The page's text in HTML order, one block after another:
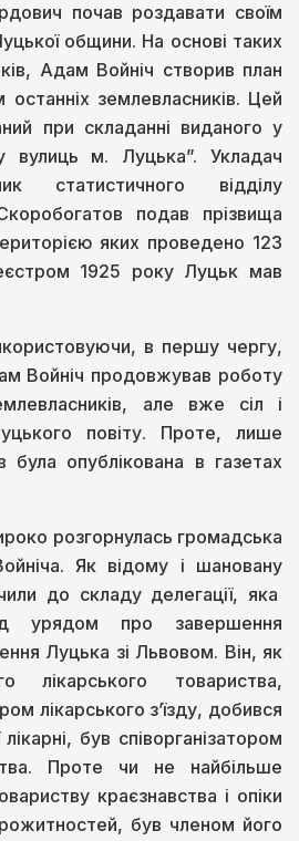
почав роздавати своїм
общини. На основі таких
Адам Войніч створив план
останніх землевласників. Цей
при складанні виданого у
вулиць м. Луцька”. Укладач
статистичного відділу
подав прізвища
яких проведено 123
1925 року Луцьк мав
в першу чергу,
Войніч продовжував роботу
але вже сіл і
повіту. Проте, лише
була опублікована в газетах
розгорнулась громадська
Як відому і шановану
до складу делегації, яка
урядом про завершення
Луцька зі Львовом. Він, як
лікарського товариства,
лікарського з’їзду, добився
був співорганізатором
Проте чи не найбільше
краєзнавства і опіки
був членом його